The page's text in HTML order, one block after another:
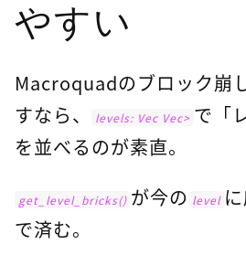
やすい
Macroquadのブロック崩
すなら、
levels: Vec Vec> で「
を並べるのが素直。
get_level_bricks() が今の level
で済む。